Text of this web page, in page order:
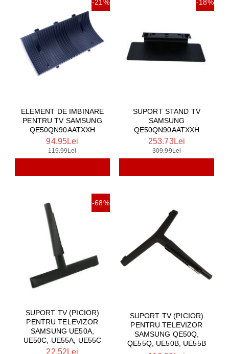
-21%
ELEMENT DE IMBINARE
PENTRU TV SAMSUNG
QE50QN90AATXXH
94.95Lei
119.99Lei
-18%
SUPORT STAND TV
SAMSUNG
QE50QN90AATXXH
253.73Lei
309.99Lei
-68%
SUPORT TV (PICIOR)
PENTRU TELEVIZOR
SAMSUNG UE50A,
UE50C, UE55A, UE55C
22.52Lei
SUPORT TV (PICIOR)
PENTRU TELEVIZOR
SAMSUNG QE50Q,
QE55Q, UE50B, UE55B